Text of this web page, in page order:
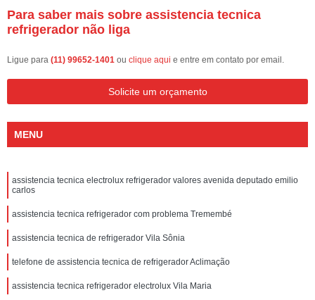
Para saber mais sobre assistencia tecnica
refrigerador não liga
Ligue para (11) 99652-1401 ou clique aqui e entre em contato por email.
Solicite um orçamento
MENU
assistencia tecnica electrolux refrigerador valores avenida deputado emilio
carlos
assistencia tecnica refrigerador com problema Tremembé
assistencia tecnica de refrigerador Vila Sônia
telefone de assistencia tecnica de refrigerador Aclimação
assistencia tecnica refrigerador electrolux Vila Maria